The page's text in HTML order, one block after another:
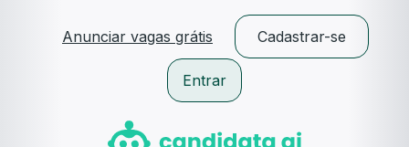
Anunciar vagas grátis Cadastrar-se
Entrar